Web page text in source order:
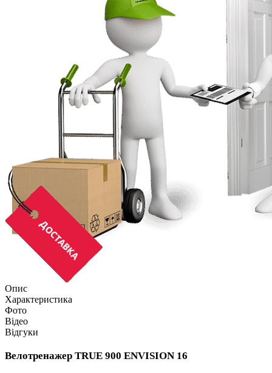
Опис
Характеристика
Фото
Відео
Відгуки
Велотренажер TRUE 900 ENVISION 16